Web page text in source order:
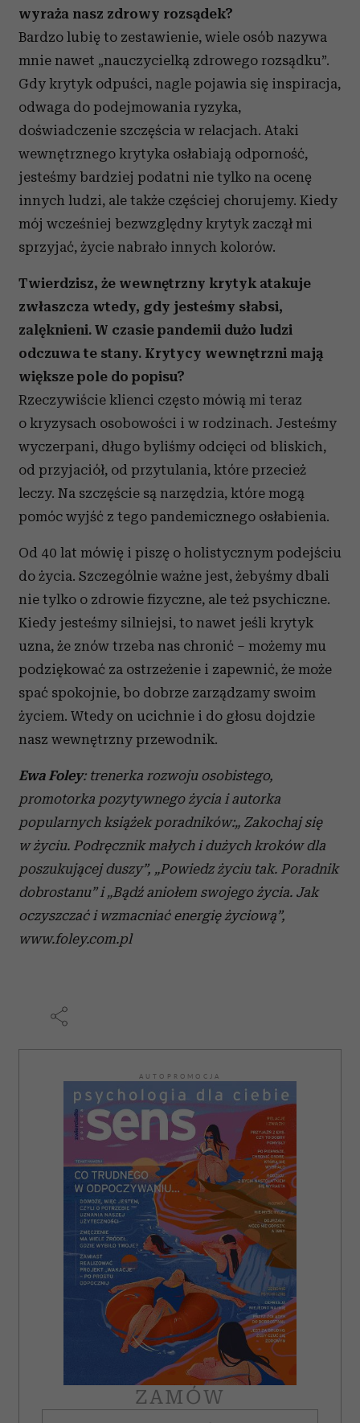
wyraża nasz zdrowy rozsądek?
Bardzo lubię to zestawienie, wiele osób nazywa
mnie nawet „nauczycielką zdrowego rozsądku”.
Gdy krytyk odpuści, nagle pojawia się inspiracja,
odwaga do podejmowania ryzyka,
doświadczenie szczęścia w relacjach. Ataki
wewnętrznego krytyka osłabiają odporność,
jesteśmy bardziej podatni nie tylko na ocenę
innych ludzi, ale także częściej chorujemy. Kiedy
mój wcześniej bezwzględny krytyk zaczął mi
sprzyjać, życie nabrało innych kolorów.
Twierdzisz, że wewnętrzny krytyk atakuje
zwłaszcza wtedy, gdy jesteśmy słabsi,
zalęknieni. W czasie pandemii dużo ludzi
odczuwa te stany. Krytycy wewnętrzni mają
większe pole do popisu?
Rzeczywiście klienci często mówią mi teraz
o kryzysach osobowości i w rodzinach. Jesteśmy
wyczerpani, długo byliśmy odcięci od bliskich,
od przyjaciół, od przytulania, które przecież
leczy. Na szczęście są narzędzia, które mogą
pomóc wyjść z tego pandemicznego osłabienia.
Od 40 lat mówię i piszę o holistycznym podejściu
do życia. Szczególnie ważne jest, żebyśmy dbali
nie tylko o zdrowie fizyczne, ale też psychiczne.
Kiedy jesteśmy silniejsi, to nawet jeśli krytyk
uzna, że znów trzeba nas chronić – możemy mu
podziękować za ostrzeżenie i zapewnić, że może
spać spokojnie, bo dobrze zarządzamy swoim
życiem. Wtedy on ucichnie i do głosu dojdzie
nasz wewnętrzny przewodnik.
Ewa Foley: trenerka rozwoju osobistego,
promotorka pozytywnego życia i autorka
popularnych książek poradników:„ Zakochaj się
w życiu. Podręcznik małych i dużych kroków dla
poszukującej duszy”, „Powiedz życiu tak. Poradnik
dobrostanu” i „Bądź aniołem swojego życia. Jak
oczyszczać i wzmacniać energię życiową”,
www.foley.com.pl
AUTOPROMOCJA
ZAMÓW